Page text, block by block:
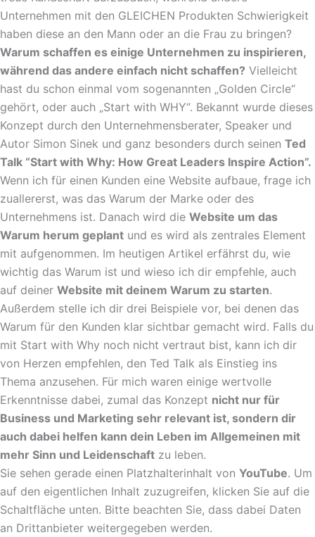
Unternehmen mit den GLEICHEN Produkten Schwierigkeit
haben diese an den Mann oder an die Frau zu bringen?
Warum schaffen es einige Unternehmen zu inspirieren,
während das andere einfach nicht schaffen? Vielleicht
hast du schon einmal vom sogenannten „Golden Circle“
gehört, oder auch „Start with WHY“. Bekannt wurde dieses
Konzept durch den Unternehmensberater, Speaker und
Autor Simon Sinek und ganz besonders durch seinen Ted
Talk “Start with Why: How Great Leaders Inspire Action”.
Wenn ich für einen Kunden eine Website aufbaue, frage ich
zuallererst, was das Warum der Marke oder des
Unternehmens ist. Danach wird die Website um das
Warum herum geplant und es wird als zentrales Element
mit aufgenommen. Im heutigen Artikel erfährst du, wie
wichtig das Warum ist und wieso ich dir empfehle, auch
auf deiner Website mit deinem Warum zu starten.
Außerdem stelle ich dir drei Beispiele vor, bei denen das
Warum für den Kunden klar sichtbar gemacht wird. Falls du
mit Start with Why noch nicht vertraut bist, kann ich dir
von Herzen empfehlen, den Ted Talk als Einstieg ins
Thema anzusehen. Für mich waren einige wertvolle
Erkenntnisse dabei, zumal das Konzept nicht nur für
Business und Marketing sehr relevant ist, sondern dir
auch dabei helfen kann dein Leben im Allgemeinen mit
mehr Sinn und Leidenschaft zu leben.
Sie sehen gerade einen Platzhalterinhalt von YouTube. Um
auf den eigentlichen Inhalt zuzugreifen, klicken Sie auf die
Schaltfläche unten. Bitte beachten Sie, dass dabei Daten
an Drittanbieter weitergegeben werden.